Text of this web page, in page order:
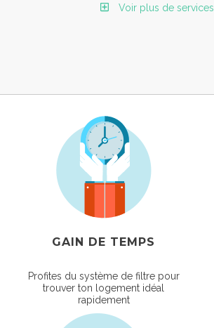
Voir plus de services
GAIN DE TEMPS
Profites du système de filtre pour
trouver ton logement idéal
rapidement